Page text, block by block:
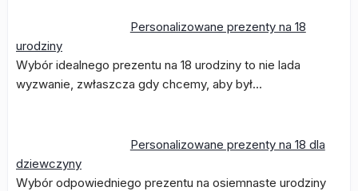
Personalizowane prezenty na 18
urodziny
Wybór idealnego prezentu na 18 urodziny to nie lada
wyzwanie, zwłaszcza gdy chcemy, aby był…
Personalizowane prezenty na 18 dla
dziewczyny
Wybór odpowiedniego prezentu na osiemnaste urodziny